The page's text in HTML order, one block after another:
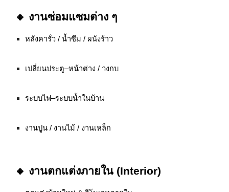
🔸 งานซ่อมแซมต่าง ๆ
หลังคารั่ว / น้ำซึม / ผนังร้าว
เปลี่ยนประตู–หน้าต่าง / วงกบ
ระบบไฟ–ระบบน้ำในบ้าน
งานปูน / งานไม้ / งานเหล็ก
🔸 งานตกแต่งภายใน (Interior)